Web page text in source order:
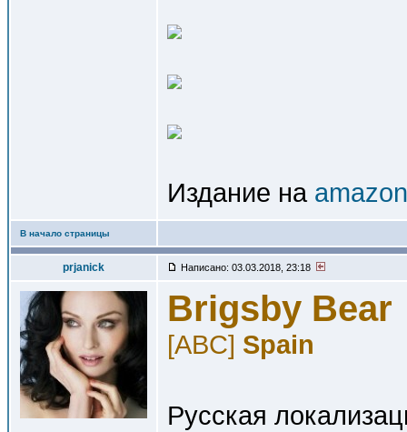
Издание на
В начало страницы
prjanick Написано: 03.03.2018, 23:18
Brigsby Bear
[ABC] Spain
Русская